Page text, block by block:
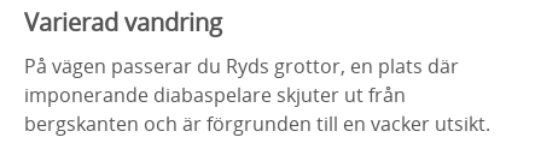
Varierad vandring
På vägen passerar du Ryds grottor, en plats där
imponerande diabaspelare skjuter ut från
bergskanten och är förgrunden till en vacker utsikt.